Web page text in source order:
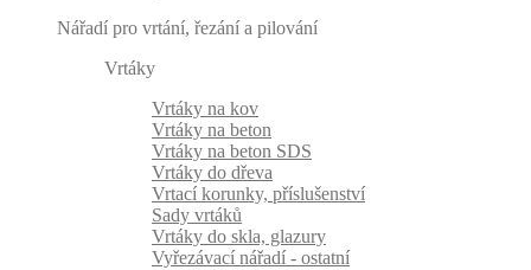
Nářadí pro vrtání, řezání a pilování
Vrtáky
Vrtáky na kov
Vrtáky na beton
Vrtáky na beton SDS
Vrtáky do dřeva
Vrtací korunky, příslušenství
Sady vrtáků
Vrtáky do skla, glazury
Vyřezávací nářadí - ostatní